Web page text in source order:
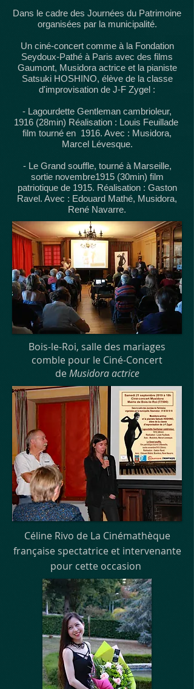
Dans le cadre des Journées du Patrimoine
organisées par la municipalité.​
Un ciné-concert comme à la Fondation
Seydoux-Pathé à Paris avec des films
Gaumont, Musidora actrice et la pianiste
Satsuki HOSHINO, élève de la classe
d'improvisation de J-F Zygel :
- Lagourdette Gentleman cambrioleur,
1916 (28min) Réalisation : Louis Feuillade
film tourné en 1916. Avec : Musidora,
Marcel Lévesque.
- Le Grand souffle, tourné à Marseille,
sortie novembre1915 (30min) film
patriotique de 1915. Réalisation : Gaston
Ravel. Avec : Edouard Mathé, Musidora,
René Navarre.
Bois-le-Roi, salle des mariages
comble pour le Ciné-Concert
deMusidora actrice
Céline Rivo de La Cinémathèque
française spectatrice et intervenante
pour cette occasion